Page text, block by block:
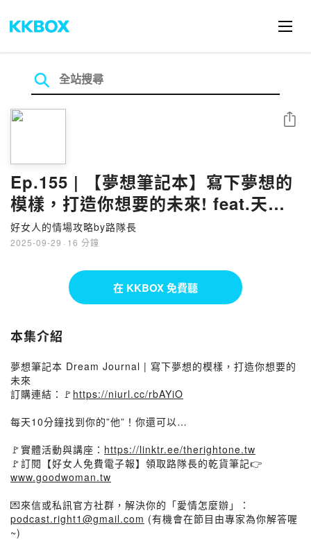
Ep.155 | 【夢想筆記本】寫下夢想的
模樣，打造你想要的未來! feat.天賦
發展教練 Ann
好女人的情場攻略by路隊長
2025-09-29 · 16 分鐘
分享
在 KKBOX 免費聽
本集介紹
夢想筆記本 Dream Journal | 寫下夢想的模樣，打造你想要的
未來
訂購連結：🚩 https://niurl.cc/rbAYiO
每天10分鐘找到你的”他”！你還可以…
🚩實體活動與講座： https://linktr.ee/therightone.tw
🚩訂閱【好女人免費電子報】領取路隊長的乾貨筆記👉
www.goodwoman.tw
💌來信或私訊官方社群，解決你的「愛情怎麼辦」：
podcast.right1@gmail.com (有機會在節目由專家為你解答喔
~)